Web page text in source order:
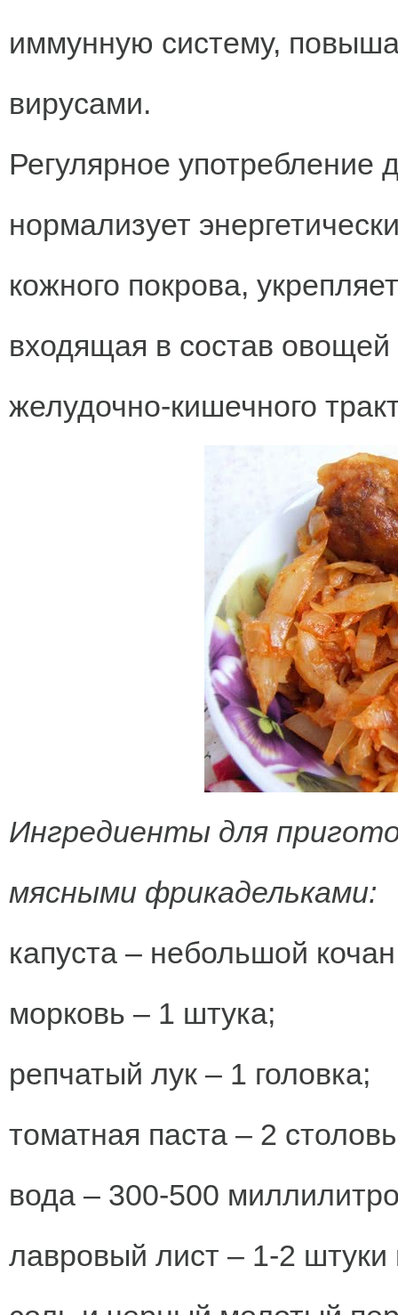
иммунную систему,
вирусами.
Регулярное употребление
нормализует
кожного покрова,
входящая в состав овощей
желудочно-кишечного
Ингредиенты для
мясными фрикадельками:
капуста – небольшой
морковь – 1 штука;
репчатый лук – 1 головка;
томатная паста – 2
вода – 300-500
лавровый лист – 1-2 штуки